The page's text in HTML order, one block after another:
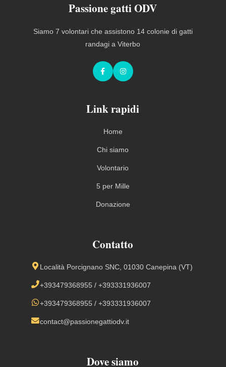
Passione gatti ODV
Siamo 7 volontari che assistono 14 colonie di gatti
randagi a Viterbo
FacebookInstagram
Link rapidi
Home
Chi siamo
Volontario
5 per Mille
Donazione
Contatto
Località Porcignano SNC, 01030 Canepina (VT)
+393479368955 /+393331936007
+393479368955 /+393331936007
contact@passionegattiodv.it
Dove siamo